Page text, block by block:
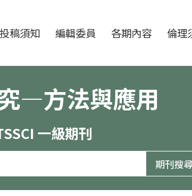
投稿須知 編輯委員 各期內容 倫理
—方法與應用
一級期刊